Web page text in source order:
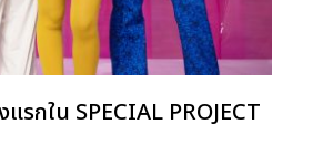
กใน SPECIAL PROJECT